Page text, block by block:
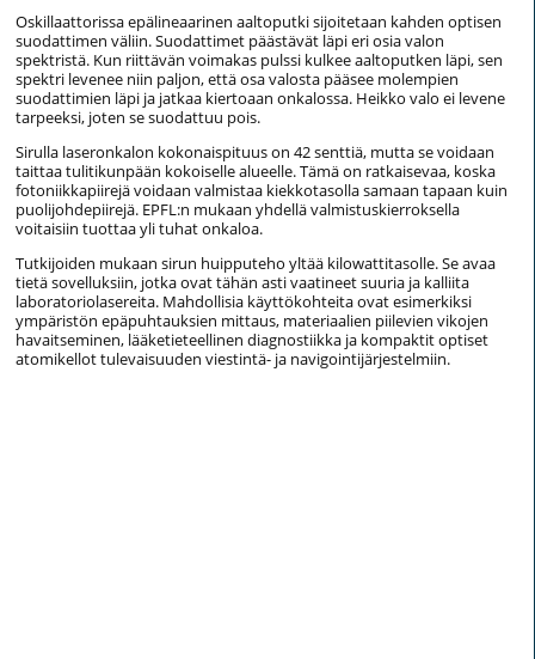
Oskillaattorissa epälineaarinen aaltoputki sijoitetaan kahden optisen
suodattimen väliin. Suodattimet päästävät läpi eri osia valon
spektristä. Kun riittävän voimakas pulssi kulkee aaltoputken läpi, sen
spektri levenee niin paljon, että osa valosta pääsee molempien
suodattimien läpi ja jatkaa kiertoaan onkalossa. Heikko valo ei levene
tarpeeksi, joten se suodattuu pois.
Sirulla laseronkalon kokonaispituus on 42 senttiä, mutta se voidaan
taittaa tulitikunpään kokoiselle alueelle. Tämä on ratkaisevaa, koska
fotoniikkapiirejä voidaan valmistaa kiekkotasolla samaan tapaan kuin
puolijohdepiirejä. EPFL:n mukaan yhdellä valmistuskierroksella
voitaisiin tuottaa yli tuhat onkaloa.
Tutkijoiden mukaan sirun huipputeho yltää kilowattitasolle. Se avaa
tietä sovelluksiin, jotka ovat tähän asti vaatineet suuria ja kalliita
laboratoriolasereita. Mahdollisia käyttökohteita ovat esimerkiksi
ympäristön epäpuhtauksien mittaus, materiaalien piilevien vikojen
havaitseminen, lääketieteellinen diagnostiikka ja kompaktit optiset
atomikellot tulevaisuuden viestintä- ja navigointijärjestelmiin.